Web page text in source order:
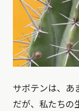
サボテンは、あ
だが、私たちの